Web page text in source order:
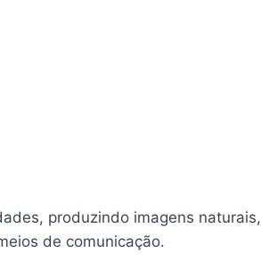
produzindo imagens naturais,
de comunicação.